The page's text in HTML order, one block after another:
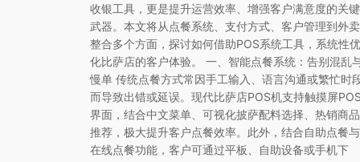
收银工具，更是提升运营效率、增强客户满意度的关键
武器。本文将从点餐系统、支付方式、客户管理到外卖
整合多个方面，探讨如何借助POS系统工具，系统性优
化比萨店的客户体验。 一、智能点餐系统：告别混乱
慢单 传统点餐方式常因手工输入、语言沟通或繁忙时
而导致出错或延误。现代比萨店POS机支持触摸屏POS
界面，结合中文菜单、可视化披萨配料选择、热销商品
推荐，极大提升客户点餐效率。此外，结合自助点餐与
在线点餐功能，客户可通过平板、自助设备或手机下